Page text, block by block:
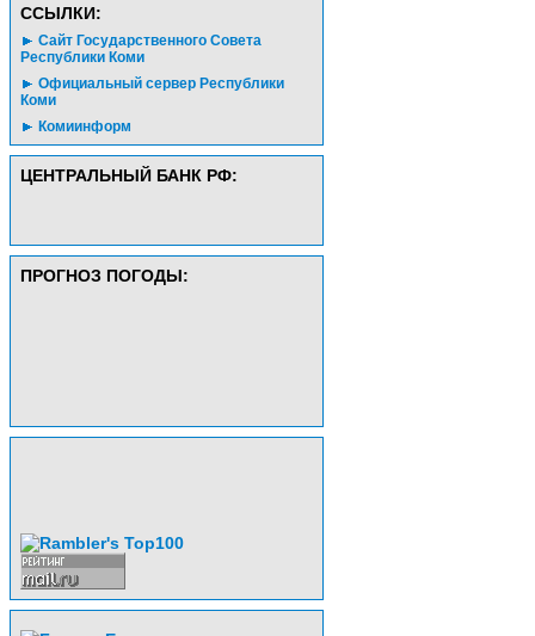
CСЫЛКИ:
Сайт Государственного Совета
Республики Коми
Официальный сервер Республики
Коми
Комиинформ
ЦЕНТРАЛЬНЫЙ БАНК РФ:
ПРОГНОЗ ПОГОДЫ: